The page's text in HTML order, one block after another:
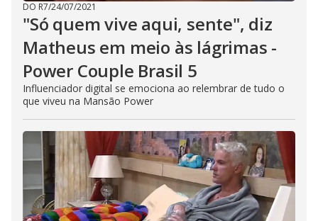
DO R7/24/07/2021
"Só quem vive aqui, sente", diz
Matheus em meio às lágrimas -
Power Couple Brasil 5
Influenciador digital se emociona ao relembrar de tudo o
que viveu na Mansão Power